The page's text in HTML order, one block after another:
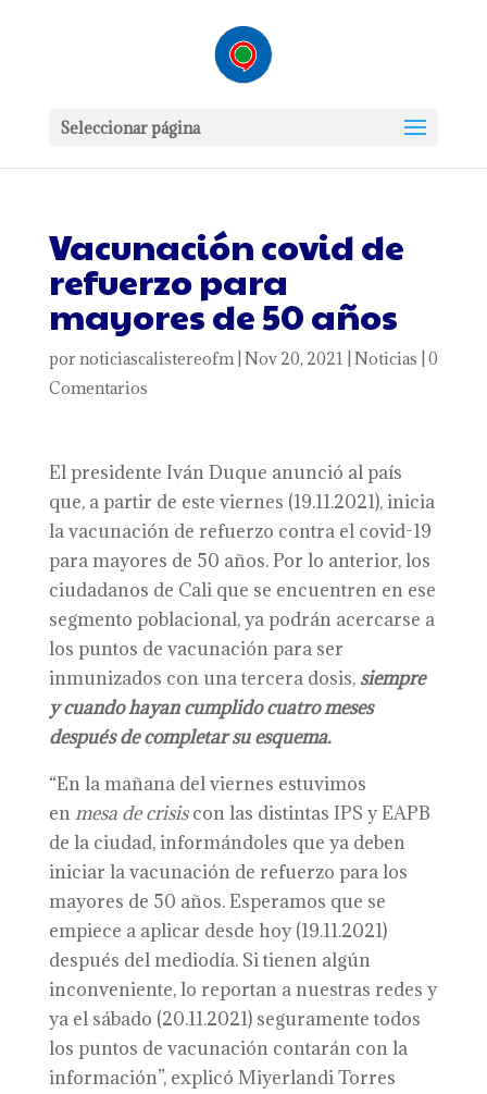
Seleccionar página
Vacunación covid de
refuerzo para
mayores de 50 años
por noticiascalistereofm| Nov 20, 2021 Noticias 0
Comentarios
El presidente Iván Duque anunció al país
que, a partir de este viernes (19.11.2021), inicia
la vacunación de refuerzo contra el covid-19
para mayores de 50 años. Por lo anterior, los
ciudadanos de Cali que se encuentren en ese
segmento poblacional, ya podrán acercarse a
los puntos de vacunación para ser
inmunizados con una tercera dosis, siempre
y cuando hayan cumplido cuatro meses
después de completar su esquema.
“En la mañana del viernes estuvimos
enmesa de crisiscon las distintas IPS y EAPB
de la ciudad, informándoles que ya deben
iniciar la vacunación de refuerzo para los
mayores de 50 años. Esperamos que se
empiece a aplicar desde hoy (19.11.2021)
después del mediodía. Si tienen algún
inconveniente, lo reportan a nuestras redes y
ya el sábado (20.11.2021) seguramente todos
los puntos de vacunación contarán con la
información”, explicó Miyerlandi Torres